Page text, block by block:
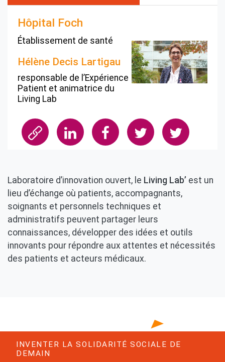
Hôpital Foch
Établissement de santé
Hélène Decis Lartigau
responsable de l’Expérience
Patient et animatrice du
Living Lab
Laboratoire d’innovation ouvert, le Living Lab’ est un
lieu d’échange où patients, accompagnants,
soignants et personnels techniques et
administratifs peuvent partager leurs
connaissances, développer des idées et outils
innovants pour répondre aux attentes et nécessités
des patients et acteurs médicaux.
INVENTER LA SOLIDARITÉ SOCIALE DE
DEMAIN